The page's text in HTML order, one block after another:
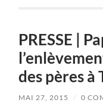
PRESSE |
des pères à
MAI 27, 2015 / 0